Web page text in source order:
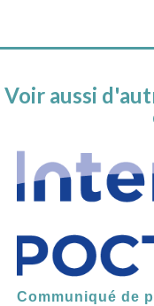
Voir aussi
Communiqué de